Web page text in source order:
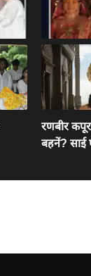
रणबीर कपूर
बहनें? साई